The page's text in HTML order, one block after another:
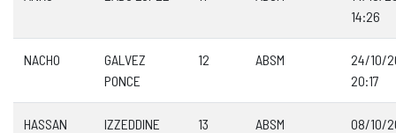
14:26
NACHO
GALVEZ
PONCE
12 ABSM
24/10/
20:17
HASSAN
IZZEDDINE
13 ABSM
08/10/